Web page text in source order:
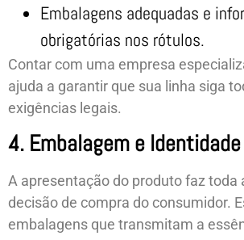
Embalagens adequadas e
obrigatórias nos rótulos.
Contar com uma empresa
ajuda a garantir que sua linha siga
exigências legais.
4. Embalagem e
A apresentação do produto faz toda
decisão de compra do consumidor.
embalagens que transmitam a